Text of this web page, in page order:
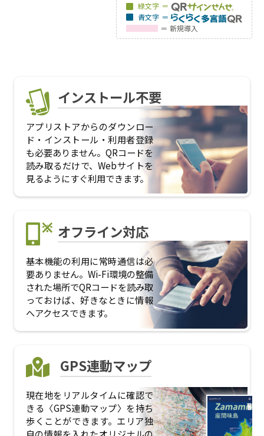
緑文字 ＝
青文字 ＝
＝ 新規導入
インストール不要
アプリストアからのダウンロー
ド・インストール・利用者登録
も必要ありません。QRコードを
読み取るだけで、Webサイトを
見るようにすぐ利用できます。
オフライン対応
基本機能の利用に常時通信は必
要ありません。Wi-Fi環境の整備
された場所でQRコードを読み取
っておけば、好きなときに情報
へアクセスできます。
GPS連動マップ
現在地をリアルタイムに確認で
きる〈GPS連動マップ〉を持ち
歩くことができます。エリア独